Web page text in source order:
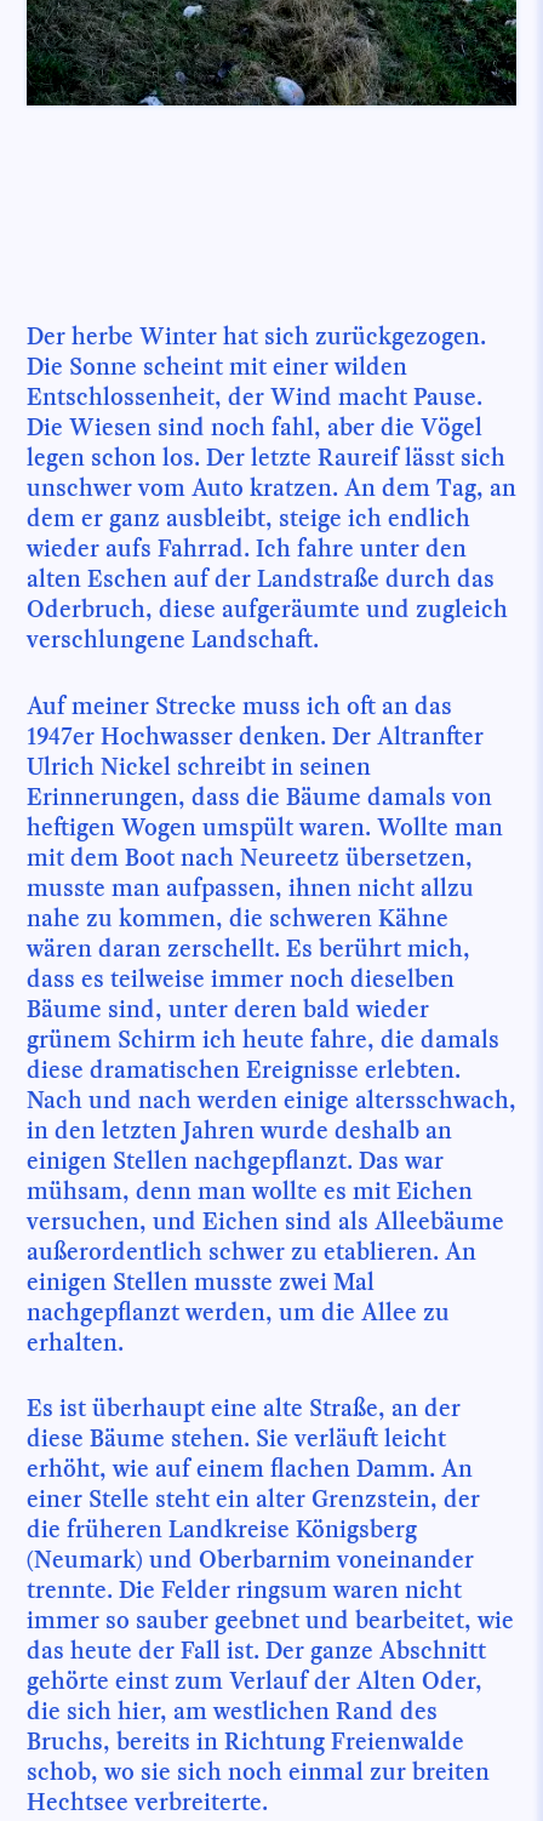
Der herbe Winter hat sich zurückgezogen.
Die Sonne scheint mit einer wilden
Entschlossenheit, der Wind macht Pause.
Die Wiesen sind noch fahl, aber die Vögel
legen schon los. Der letzte Raureif lässt sich
unschwer vom Auto kratzen. An dem Tag, an
dem er ganz ausbleibt, steige ich endlich
wieder aufs Fahrrad. Ich fahre unter den
alten Eschen auf der Landstraße durch das
Oderbruch, diese aufgeräumte und zugleich
verschlungene Landschaft.
Auf meiner Strecke muss ich oft an das
1947er Hochwasser denken. Der Altranfter
Ulrich Nickel schreibt in seinen
Erinnerungen, dass die Bäume damals von
heftigen Wogen umspült waren. Wollte man
mit dem Boot nach Neureetz übersetzen,
musste man aufpassen, ihnen nicht allzu
nahe zu kommen, die schweren Kähne
wären daran zerschellt. Es berührt mich,
dass es teilweise immer noch dieselben
Bäume sind, unter deren bald wieder
grünem Schirm ich heute fahre, die damals
diese dramatischen Ereignisse erlebten.
Nach und nach werden einige altersschwach,
in den letzten Jahren wurde deshalb an
einigen Stellen nachgepflanzt. Das war
mühsam, denn man wollte es mit Eichen
versuchen, und Eichen sind als Alleebäume
außerordentlich schwer zu etablieren. An
einigen Stellen musste zwei Mal
nachgepflanzt werden, um die Allee zu
erhalten.
Es ist überhaupt eine alte Straße, an der
diese Bäume stehen. Sie verläuft leicht
erhöht, wie auf einem flachen Damm. An
einer Stelle steht ein alter Grenzstein, der
die früheren Landkreise Königsberg
(Neumark) und Oberbarnim voneinander
trennte. Die Felder ringsum waren nicht
immer so sauber geebnet und bearbeitet, wie
das heute der Fall ist. Der ganze Abschnitt
gehörte einst zum Verlauf der Alten Oder,
die sich hier, am westlichen Rand des
Bruchs, bereits in Richtung Freienwalde
schob, wo sie sich noch einmal zur breiten
Hechtsee verbreiterte.